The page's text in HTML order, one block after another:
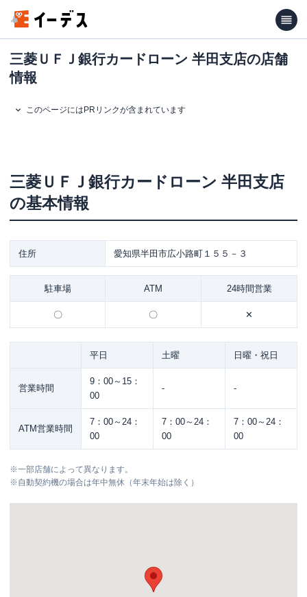
三菱ＵＦＪ銀行カードローン 半田支店の店舗
情報
このページにはPRリンクが含まれています
三菱ＵＦＪ銀行カードローン 半田支店
の基本情報
住所 愛知県半田市広小路町１５５－３
駐車場 ATM 24時間営業
〇 〇 ✕
平日 土曜 日曜・祝日
営業時間
9：00～15：
00
- -
ATM営業時間
7：00～24：
00
7：00～24：
00
7：00～24：
00
※一部店舗によって異なります。
※自動契約機の場合は年中無休（年末年始は除く）